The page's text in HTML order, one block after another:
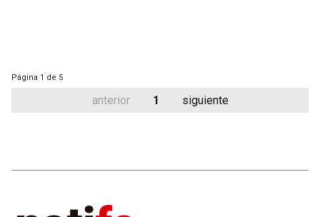
Página 1 de 5
anterior 1 siguiente